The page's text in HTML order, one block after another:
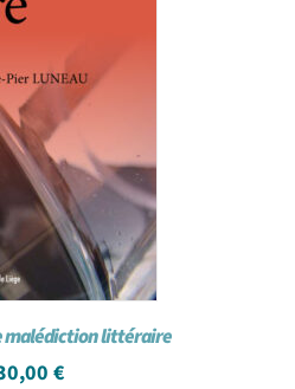
malédiction littéraire
€